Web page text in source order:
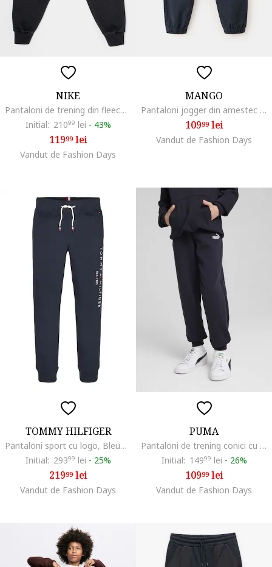
NIKE
Pantaloni de trening din fleece cu logo Sportswear Club, Negru
Initial: 21099 lei - 43%
11999lei
Vandut de Fashion Days
MANGO
Pantaloni jogger din amestec de bumbac cu snur, Albastru ultramarin
10999lei
Vandut de Fashion Days
TOMMY HILFIGER
Pantaloni sport cu logo, Bleumarin
Initial: 29399 lei - 25%
21999lei
Vandut de Fashion Days
PUMA
Pantaloni de trening conici cu buzunare laterale, Albastru ultramarin
Initial: 14999 lei - 26%
10999lei
Vandut de Fashion Days